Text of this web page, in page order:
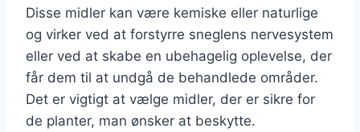
Disse midler kan være kemiske eller naturlige
og virker ved at forstyrre sneglens nervesystem
eller ved at skabe en ubehagelig oplevelse, der
får dem til at undgå de behandlede områder.
Det er vigtigt at vælge midler, der er sikre for
de planter, man ønsker at beskytte.